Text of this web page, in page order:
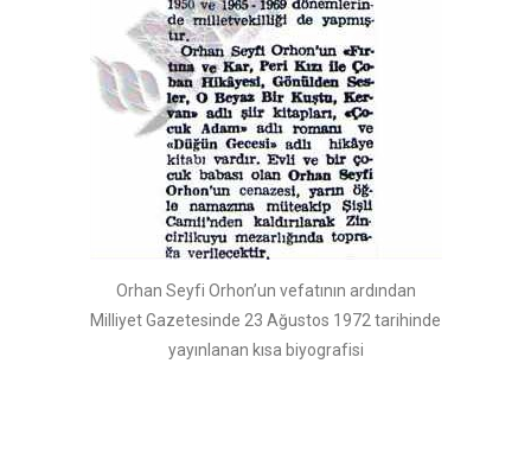
Orhan Seyfi Orhon’un vefatının ardından
Milliyet Gazetesinde 23 Ağustos 1972 tarihinde
yayınlanan kısa biyografisi